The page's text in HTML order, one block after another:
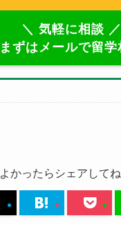
＼ 気軽に相談 ／
まずはメールで留学
よかったらシェアしてね